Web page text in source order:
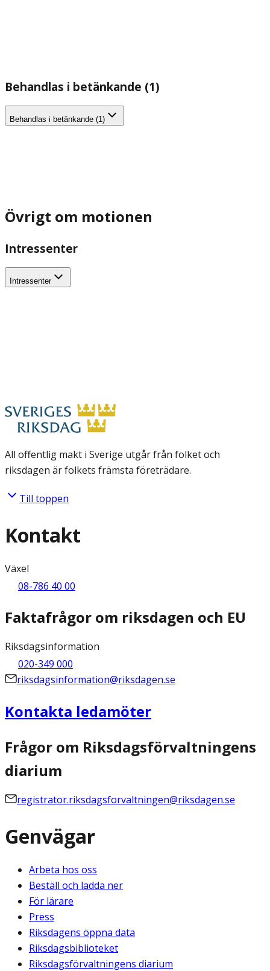
Behandlas i betänkande (1)
Behandlas i betänkande (1)
Övrigt om motionen
Intressenter
Intressenter
All offentlig makt i Sverige utgår från folket och
riksdagen är folkets främsta företrädare.
Till toppen
Kontakt
Växel
08-786 40 00
Faktafrågor om riksdagen och EU
Riksdagsinformation
020-349 000
riksdagsinformation@riksdagen.se
Kontakta ledamöter
Frågor om Riksdagsförvaltningens
diarium
registrator.riksdagsforvaltningen@riksdagen.se
Genvägar
Arbeta hos oss
Beställ och ladda ner
För lärare
Press
Riksdagens öppna data
Riksdagsbiblioteket
Riksdagsförvaltningens diarium